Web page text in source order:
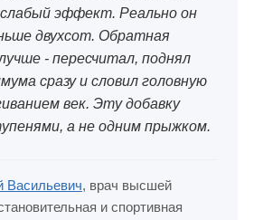
эффект. Реально он
двухсот. Обратная
- пересчитал, поднял
сразу и словил головную
век. Эту добавку
а не одним прыжком.
Васильевич, врач высшей
и спортивная